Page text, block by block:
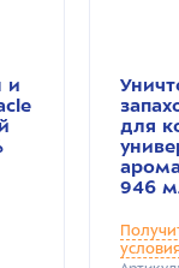
и
для
946